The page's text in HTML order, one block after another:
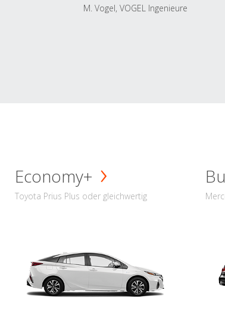
M. Vogel, VOGEL Ingenieure
Economy+
Toyota Prius Plus oder gleichwertig